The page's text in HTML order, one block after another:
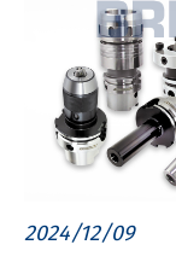
2024/12/09